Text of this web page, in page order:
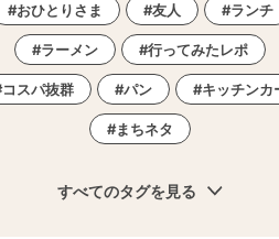
おひとりさま 友人 ランチ
ラーメン 行ってみたレポ
コスパ抜群 パン キッチンカ
まちネタ
すべてのタグを見る